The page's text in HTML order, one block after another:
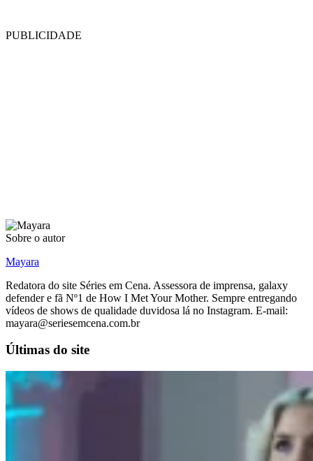
PUBLICIDADE
Sobre o autor
Mayara
Redatora do site Séries em Cena. Assessora de imprensa, galaxy
defender e fã Nº1 de How I Met Your Mother. Sempre entregando
vídeos de shows de qualidade duvidosa lá no Instagram. E-mail:
mayara@seriesemcena.com.br
Últimas do site